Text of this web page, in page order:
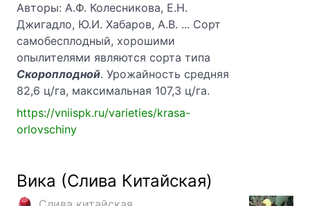
Авторы: А.Ф. Колесникова, Е.Н.
Джигадло, Ю.И. Хабаров, А.В. ... Сорт
самобесплодный, хорошими
опылителями являются сорта типа
Скороплодной. Урожайность средняя
82,6 ц/га, максимальная 107,3 ц/га.
https://vniispk.ru/varieties/krasa-
orlovschiny
Вика (Слива Китайская)